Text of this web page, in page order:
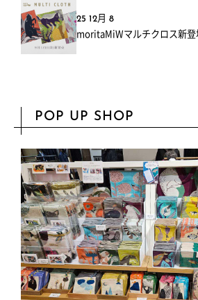
25 12月 8
moritaMiWマルチクロス新登
POP UP SHOP